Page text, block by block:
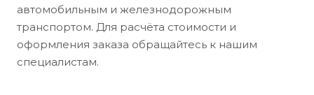
автомобильным и железнодорожным
транспортом. Для расчёта стоимости и
оформления заказа обращайтесь к нашим
специалистам.